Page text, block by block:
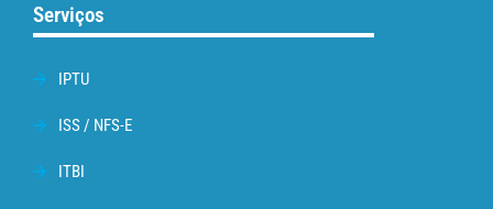
Serviços
IPTU
ISS / NFS-E
ITBI